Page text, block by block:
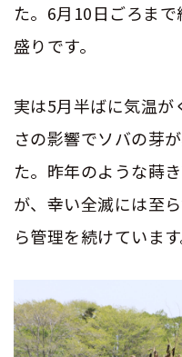
た。 6月 10日ごろま
盛りです。
実は5月半ばに気温が
さの影響でソバの芽
た。昨年のような蒔
が、幸い全滅には至
ら管理を続けています